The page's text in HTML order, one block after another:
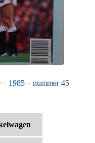
1985 – nummer 45